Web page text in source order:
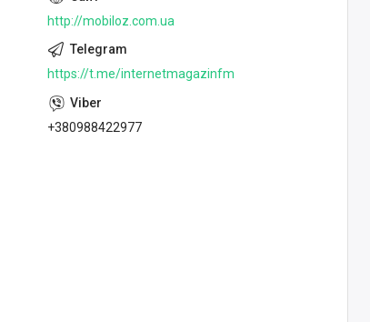
http://mobiloz.com.ua
https://t.me/internetmagazinfm
+380988422977